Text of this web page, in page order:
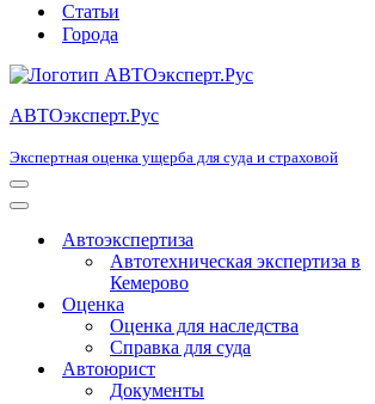
Статьи
Города
АВТОэксперт.Рус
Экспертная оценка ущерба для суда и страховой
Меню
навигации
Меню
навигацииАвтоэкспертиза
Автотехническая экспертиза в
Кемерово
Оценка
Оценка для наследства
Справка для суда
Автоюрист
Документы